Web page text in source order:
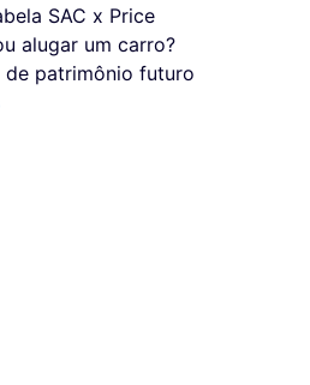
SAC x Price
alugar um carro?
de patrimônio futuro